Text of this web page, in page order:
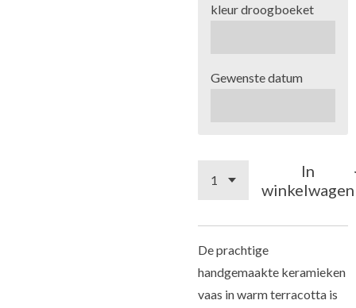
kleur droogboeket
Gewenste datum
In
winkelwagen
De prachtige
handgemaakte keramieken
vaas in warm terracotta is